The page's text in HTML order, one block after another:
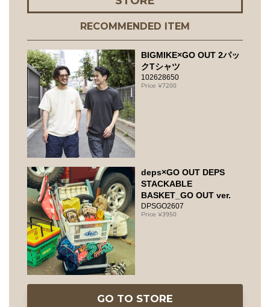
RECOMMENDED ITEM
BIGMIKE×GO OUT 2パッ
クTシャツ
102628650
7200
deps×GO OUT DEPS
STACKABLE
BASKET_GO OUT ver.
DPSGO2607
3950
GO TO STORE